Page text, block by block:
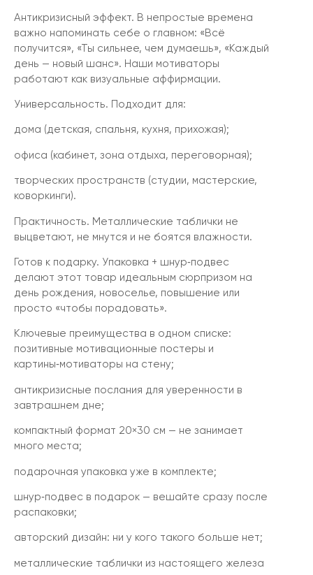
Антикризисный эффект. В непростые времена
важно напоминать себе о главном: «Всё
получится», «Ты сильнее, чем думаешь», «Каждый
день — новый шанс». Наши мотиваторы
работают как визуальные аффирмации.
Универсальность. Подходит для:
дома (детская, спальня, кухня, прихожая);
офиса (кабинет, зона отдыха, переговорная);
творческих пространств (студии, мастерские,
коворкинги).
Практичность. Металлические таблички не
выцветают, не мнутся и не боятся влажности.
Готов к подарку. Упаковка + шнур‑подвес
делают этот товар идеальным сюрпризом на
день рождения, новоселье, повышение или
просто «чтобы порадовать».
Ключевые преимущества в одном списке:
позитивные мотивационные постеры и
картины‑мотиваторы на стену;
антикризисные послания для уверенности в
завтрашнем дне;
компактный формат 20×30 см — не занимает
много места;
подарочная упаковка уже в комплекте;
шнур‑подвес в подарок — вешайте сразу после
распаковки;
авторский дизайн: ни у кого такого больше нет;
металлические таблички из настоящего железа